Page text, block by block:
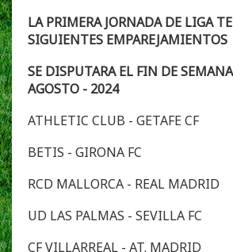
LA PRIMERA JORNADA DE LIGA
SIGUIENTES EMPAREJAMIENTOS
SE DISPUTARA EL FIN DE
AGOSTO - 2024
ATHLETIC CLUB - GETAFE CF
BETIS - GIRONA FC
RCD MALLORCA - REAL MADRID
UD LAS PALMAS - SEVILLA FC
CF VILLARREAL - AT. MADRID